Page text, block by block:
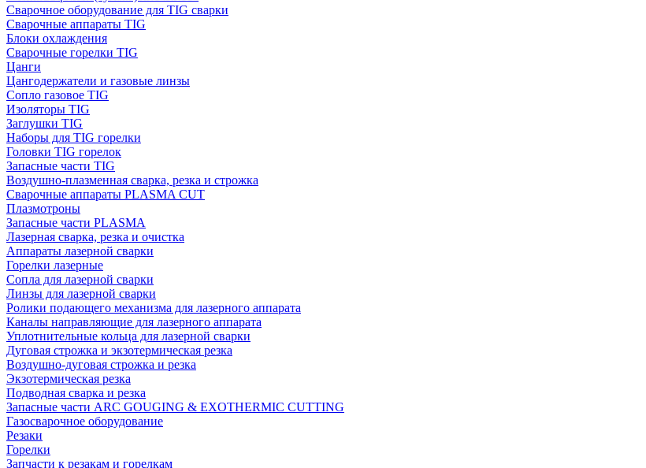
Сварочное оборудование для TIG сварки
Сварочные аппараты TIG
Блоки охлаждения
Сварочные горелки TIG
Цанги
Цангодержатели и газовые линзы
Сопло газовое TIG
Изоляторы TIG
Заглушки TIG
Наборы для TIG горелки
Головки TIG горелок
Запасные части TIG
Воздушно-плазменная сварка, резка и строжка
Сварочные аппараты PLASMA CUT
Плазмотроны
Запасные части PLASMA
Лазерная сварка, резка и очистка
Аппараты лазерной сварки
Горелки лазерные
Сопла для лазерной сварки
Линзы для лазерной сварки
Ролики подающего механизма для лазерного аппарата
Каналы направляющие для лазерного аппарата
Уплотнительные кольца для лазерной сварки
Дуговая строжка и экзотермическая резка
Воздушно-дуговая строжка и резка
Экзотермическая резка
Подводная сварка и резка
Запасные части ARC GOUGING & EXOTHERMIC CUTTING
Газосварочное оборудование
Резаки
Горелки
Запчасти к резакам и горелкам